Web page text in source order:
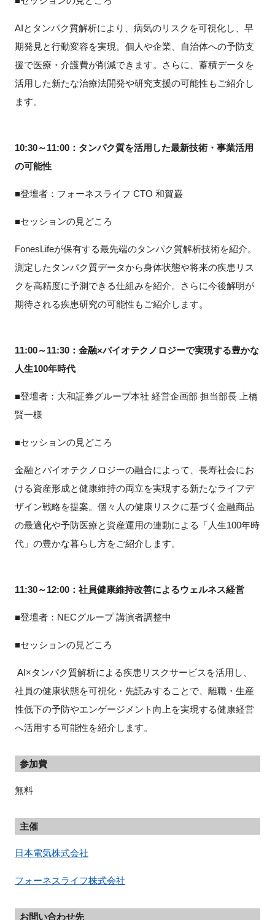
AIとタンパク質解析により、病気のリスクを可視化し、早
期発見と行動変容を実現。個人や企業、自治体への予防支
援で医療・介護費が削減できます。さらに、蓄積データを
活用した新たな治療法開発や研究支援の可能性もご紹介し
ます。
10:30～11:00： タンパク質を活用した最新技術・事業活用
の可能性
■登壇者：フォーネスライフ CTO 和賀巌
■セッションの見どころ
FonesLifeが保有する最先端のタンパク質解析技術を紹介。
測定したタンパク質データから身体状態や将来の疾患リス
クを高精度に予測できる仕組みを紹介。さらに今後解明が
期待される疾患研究の可能性もご紹介します。
11:00～11:30： 金融×バイオテクノロジーで実現する豊かな
人生100年時代
■登壇者：大和証券グループ本社 経営企画部 担当部長 上橋
賢一様
■セッションの見どころ
金融とバイオテクノロジーの融合によって、長寿社会にお
ける資産形成と健康維持の両立を実現する新たなライフデ
ザイン戦略を提案。個々人の健康リスクに基づく金融商品
の最適化や予防医療と資産運用の連動による「人生100年時
代」の豊かな暮らし方をご紹介します。
11:30～12:00： 社員健康維持改善によるウェルネス経営
■登壇者： NECグループ 講演者調整中
■セッションの見どころ
AI×タンパク質解析による疾患リスクサービスを活用し、
社員の健康状態を可視化・先読みすることで、離職・生産
性低下の予防やエンゲージメント向上を実現する健康経営
へ活用する可能性を紹介します。
参加費
無料
主催
日本電気株式会社
フォーネスライフ株式会社
お問い合わせ先